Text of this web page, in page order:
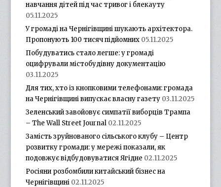
навчання дітей під час тривог і блекауту
05.11.2025
У громаді на Чернігівщині шукають архітектора.
Пропонують 100 тисяч підйомних 05.11.2025
Побудуватись стало легше: у громаді
оцифрували містобудівну документацію
03.11.2025
Для тих, хто із кнопковими телефонами: громада
на Чернігівщині випускає власну газету 03.11.2025
Зеленський завойовує симпатії виборців Трампа
– The Wall Street Journal 02.11.2025
Замість зруйнованого сільського клубу – Центр
розвитку громади: у мережі показали, як
подовжує відбудовуватися Ягідне 02.11.2025
Росіяни розбомбили китайський бізнес на
Чернігівщині 02.11.2025